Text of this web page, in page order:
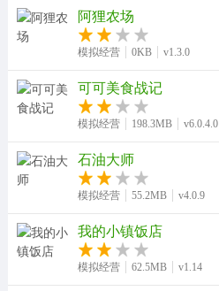
阿狸农场
模拟经营 0KB v1.3.0
可可美食战记
模拟经营 198.3MB v6.0.4.0
石油大师
模拟经营 55.2MB v4.0.9
我的小镇饭店
模拟经营 62.5MB v1.14